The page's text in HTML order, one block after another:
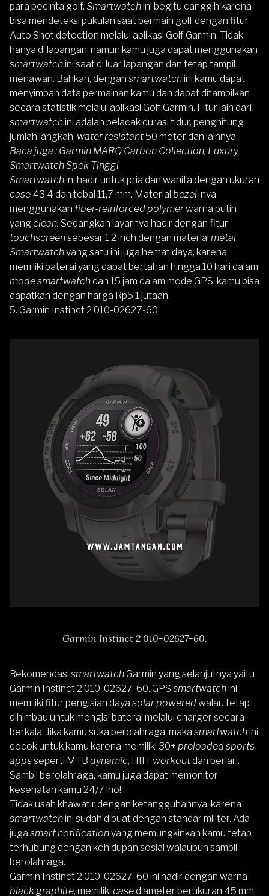
para pecinta golf. Smartwatchini begitu canggih karena
bisa mendeteksi pukulan saat bermain golf dengan fitur
Auto Shot detection melalui aplikasi Golf Garmin. Tidak
hanya di lapangan, namun kamu juga dapat menggunakan
smartwatchini saat di luar lapangan dan tetap tampil
menawan. Bahkan, dengan smartwatchini kamu dapat
menyimpan data permainan kamu dan dapat ditampilkan
secara statistik melalui aplikasi Golf Garmin. Fitur lain dari
smartwatchini adalah pelacak durasi tidur, penghitung
jumlah langkah, water resistant50 meter dan lainnya.
Baca juga : Garmin MARQ Carbon Collection, Luxury
Smartwatch Spek Tinggi
Smartwatchini hadir untuk pria dan wanita dengan ukuran
case 43,4 dan tebal 11,7 mm. Material bezel-nya
menggunakan fiber-reinforced polymerwarna putih
yang clean. Sedangkan layarnya hadir dengan fitur
touchscreensebesar 1.2 inch dengan material metal.
Smartwatchyang satu ini juga hemat daya, karena
memiliki baterai yang dapat bertahan hingga 10 hari dalam
mode smartwatchdan 15 jam dalam mode GPS. kamu bisa
dapatkan dengan harga Rp5,1 jutaan.
5. Garmin Instinct 2 010-02627-60
Garmin Instinct 2 010-02627-60.
Rekomendasi smartwatchGarmin yang selanjutnya yaitu
Garmin Instinct 2 010-02627-60. GPS smartwatchini
memiliki fitur pengisian daya solar poweredwalau tetap
dihimbau untuk mengisi baterai melalui charger secara
berkala. Jika kamu suka berolahraga, maka smartwatchini
cocok untuk kamu karena memiliki 30+ preloaded sports
appsseperti MTB dynamic, HIIT workoutdan berlari.
Sambil berolahraga, kamu juga dapat memonitor
kesehatan kamu 24/7 lho!
Tidak usah khawatir dengan ketangguhannya, karena
smartwatchini sudah dibuat dengan standar militer. Ada
juga smart notificationyang memungkinkan kamu tetap
terhubung dengan kehidupan sosial walaupun sambil
berolahraga.
Garmin Instinct 2 010-02627-60 ini hadir dengan warna
black graphite, memiliki casediameter berukuran 45 mm,